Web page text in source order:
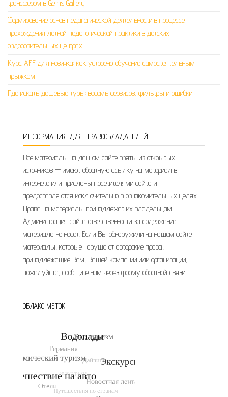
трансфером в Gems Gallery
Формирование основ педагогической деятельности в процессе
прохождения летней педагогической практики в детских
оздоровительных центрах
Курс AFF для новичка: как устроено обучение самостоятельным
прыжкам
Где искать дешёвые туры: восемь сервисов, фильтры и ошибки
ИНФОРМАЦИЯ ДЛЯ ПРАВООБЛАДАТЕЛЕЙ
Все материалы на данном сайте взяты из открытых
источников — имеют обратную ссылку на материал в
интернете или присланы посетителями сайта и
предоставляются исключительно в ознакомительных целях.
Права на материалы принадлежат их владельцам.
Администрация сайта ответственности за содержание
материала не несет. Если Вы обнаружили на нашем сайте
материалы, которые нарушают авторские права,
принадлежащие Вам, Вашей компании или организации,
пожалуйста, сообщите нам через форму обратной связи.
ОБЛАКО МЕТОК